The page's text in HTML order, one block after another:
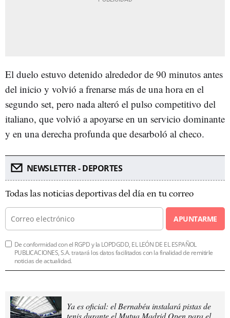
El duelo estuvo detenido alrededor de 90 minutos antes
del inicio y volvió a frenarse más de una hora en el
segundo set, pero nada alteró el pulso competitivo del
italiano, que volvió a apoyarse en un servicio dominante
y en una derecha profunda que desarboló al checo.
NEWSLETTER - DEPORTES
Todas las noticias deportivas del día en tu correo
APUNTARME
De conformidad con el RGPD y la LOPDGDD, EL LEÓN DE EL ESPAÑOL
PUBLICACIONES, S.A. tratará los datos facilitados con la finalidad de remitirle
noticias de actualidad.
Ya es oficial: el Bernabéu instalará pistas de
tenis durante el Mutua Madrid Open para el